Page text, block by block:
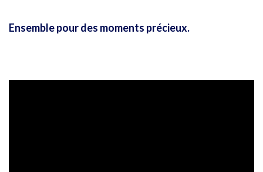
Ensemble pour des moments précieux.